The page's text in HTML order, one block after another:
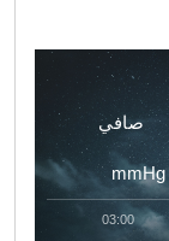
صافي
mmHg
03:00